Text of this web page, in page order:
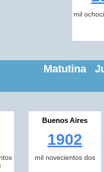
mil
Matutina
Buenos Aires
1902
mil novecientos dos